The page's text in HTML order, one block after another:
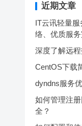
近期文章
IT云讯轻量
络、优质服
深度了解远
CentOS下载
dyndns服务
如何管理注
全？